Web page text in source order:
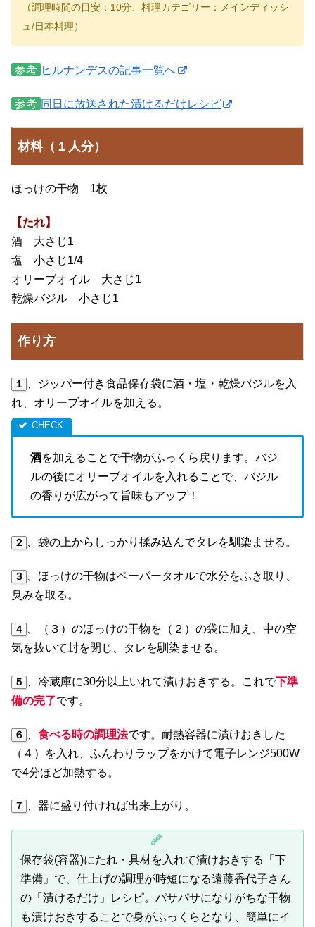
（調理時間の目安：10分、料理カテゴリー：メインディッシ
ュ/日本料理）
参考 ヒルナンデスの記事一覧へ
参考 同日に放送された漬けるだけレシピ
材料（１人分）
ほっけの干物 1枚
【たれ】
酒 大さじ1
塩 小さじ1/4
オリーブオイル 大さじ1
乾燥バジル 小さじ1
作り方
１ 、ジッパー付き食品保存袋に酒・塩・乾燥バジルを入
れ、オリーブオイルを加える。
酒を加えることで干物がふっくら戻ります。バジ
ルの後にオリーブオイルを入れることで、バジル
の香りが広がって旨味もアップ！
２ 、袋の上からしっかり揉み込んでタレを馴染ませる。
３ 、ほっけの干物はペーパータオルで水分をふき取り、
臭みを取る。
４ 、（３）のほっけの干物を（２）の袋に加え、中の空
気を抜いて封を閉じ、タレを馴染ませる。
５ 、冷蔵庫に30分以上いれて漬けおきする。これで下準
備の完了です。
６ 、 食べる時の調理法です。耐熱容器に漬けおきした
（４）を入れ、ふんわりラップをかけて電子レンジ500W
で4分ほど加熱する。
７ 、器に盛り付ければ出来上がり。
保存袋(容器)にたれ・具材を入れて漬けおきする「下
準備」で、仕上げの調理が時短になる遠藤香代子さん
の「漬けるだけ」レシピ。パサパサになりがちな干物
も漬けおきすることで身がふっくらとなり、簡単にイ